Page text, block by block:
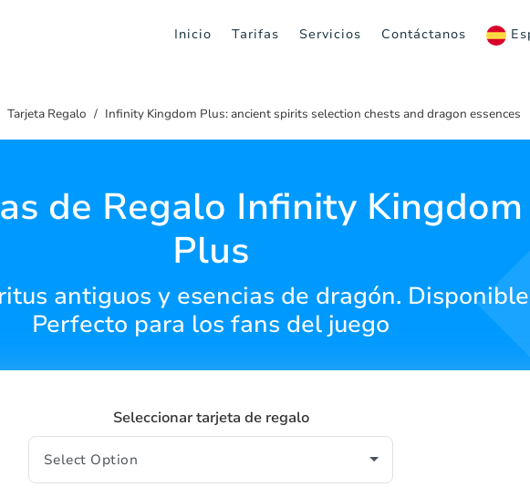
Inicio Tarifas Servicios Contáctanos
Tarjeta Regalo Infinity Kingdom Plus: ancient spirits selection chests and dragon essences
de Regalo Infinity Kingdom
Plus
antiguos y esencias de dragón.
Perfecto para los fans del juego
Seleccionar tarjeta de regalo